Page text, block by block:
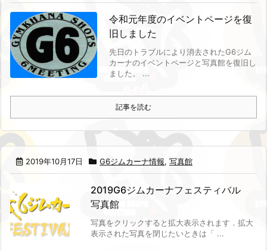
令和元年度のイベントページを復
旧しました
先日のトラブルにより消去されたG6ジム
カーナのイベントページと写真館を復旧し
ました。 ...
記事を読む
2019年10月17日 G6ジムカーナ情報, 写真館
2019G6ジムカーナフェスティバル
写真館
写真をクリックすると拡大表示されます． 拡大
表示された写真を閉じたいときは「 ...